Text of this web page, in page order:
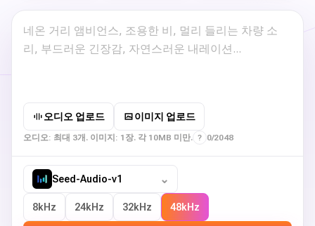
오디오 업로드 이미지 업로드
오디오: 최대 3개. 이미지: 1장. 각 10MB 미만. ? 0/2048
Seed-Audio-v1 ⌄
8kHz 24kHz 32kHz 48kHz